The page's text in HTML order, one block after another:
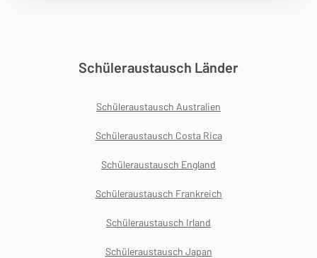
Schüleraustausch Länder
Schüleraustausch Australien
Schüleraustausch Costa Rica
Schüleraustausch England
Schüleraustausch Frankreich
Schüleraustausch Irland
Schüleraustausch Japan